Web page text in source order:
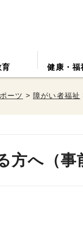
育 健康・福
ーツ >障がい者福祉
方へ（